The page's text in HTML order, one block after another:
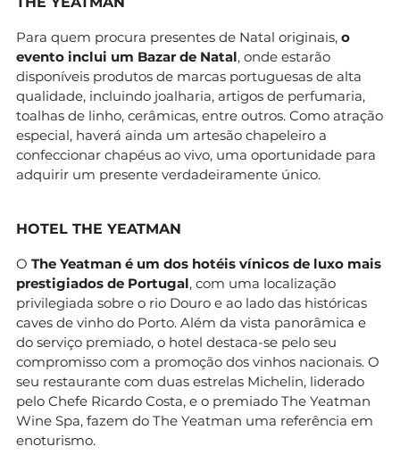
Para quem procura presentes de Natal originais, o
evento inclui um Bazar de Natal, onde estarão
disponíveis produtos de marcas portuguesas de alta
qualidade, incluindo joalharia, artigos de perfumaria,
toalhas de linho, cerâmicas, entre outros. Como atração
especial, haverá ainda um artesão chapeleiro a
confeccionar chapéus ao vivo, uma oportunidade para
adquirir um presente verdadeiramente único.
HOTEL THE YEATMAN
O The Yeatman é um dos hotéis vínicos de luxo mais
prestigiados de Portugal, com uma localização
privilegiada sobre o rio Douro e ao lado das históricas
caves de vinho do Porto. Além da vista panorâmica e
do serviço premiado, o hotel destaca-se pelo seu
compromisso com a promoção dos vinhos nacionais. O
seu restaurante com duas estrelas Michelin, liderado
pelo Chefe Ricardo Costa, e o premiado The Yeatman
Wine Spa, fazem do The Yeatman uma referência em
enoturismo.